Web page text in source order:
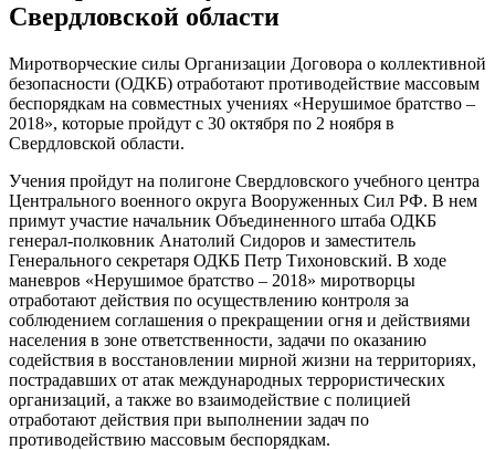
Свердловской области
Миротворческие силы Организации Договора о коллективной
безопасности (ОДКБ) отработают противодействие массовым
беспорядкам на совместных учениях «Нерушимое братство –
2018», которые пройдут с 30 октября по 2 ноября в
Свердловской области.
Учения пройдут на полигоне Свердловского учебного центра
Центрального военного округа Вооруженных Сил РФ. В нем
примут участие начальник Объединенного штаба ОДКБ
генерал-полковник Анатолий Сидоров и заместитель
Генерального секретаря ОДКБ Петр Тихоновский. В ходе
маневров «Нерушимое братство – 2018» миротворцы
отработают действия по осуществлению контроля за
соблюдением соглашения о прекращении огня и действиями
населения в зоне ответственности, задачи по оказанию
содействия в восстановлении мирной жизни на территориях,
пострадавших от атак международных террористических
организаций, а также во взаимодействие с полицией
отработают действия при выполнении задач по
противодействию массовым беспорядкам.